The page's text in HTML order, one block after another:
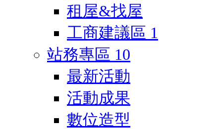
租屋&找屋
工商建議區 1
站務專區 10
最新活動
活動成果
數位造型